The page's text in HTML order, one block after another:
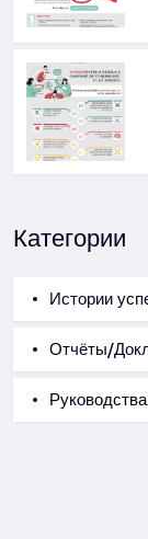
Категории
Истории
Отчёты/
Руководства